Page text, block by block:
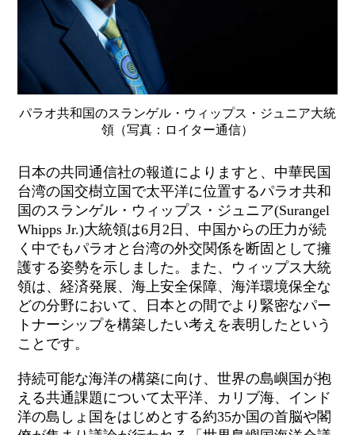
パラオ共和国のスランゲル・ウィップス・ジュニア大統
領（写真：ロイター通信）
日本の共同通信社の報道によりますと、中華民国
台湾の国交樹立国で太平洋に位置するパラオ共和
国のスランゲル・ウィップス・ジュニア(Surangel
Whipps Jr.)大統領は6月2日、中国からの圧力が続
く中でもパラオと台湾の外交関係を断固として擁
護する姿勢を示しました。また、ウィップス大統
領は、経済発展、海上安全保障、海洋環境保全な
どの分野において、日本との間でより緊密なパー
トナーシップを構築したい考えを表明したという
ことです。
持続可能な海洋の構築に向け、世界の島嶼国が抱
える共通課題について太平洋、カリブ海、インド
洋の島しょ国をはじめとする約35か国の首脳や閣